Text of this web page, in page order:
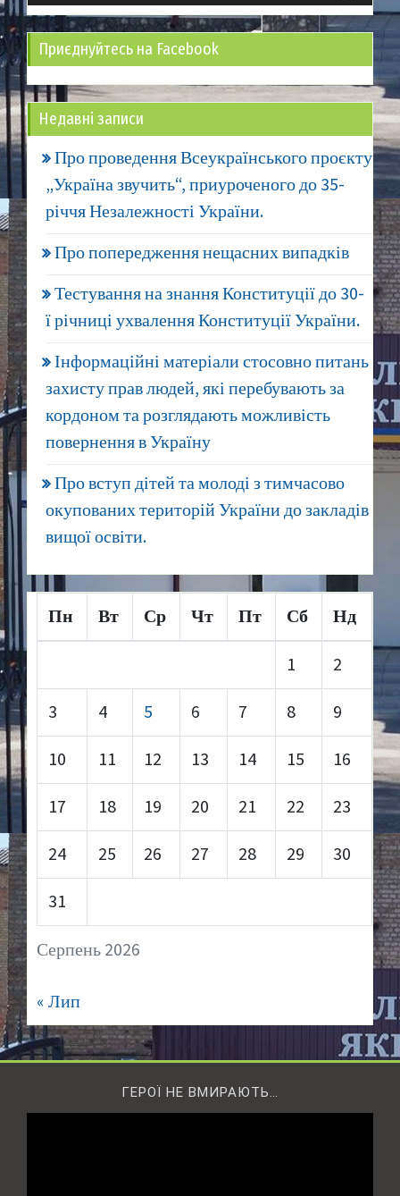
Приєднуйтесь на Facebook
Недавні записи
Про проведення Всеукраїнського проєкту
„Україна звучить“, приуроченого до 35-
річчя Незалежності України.
Про попередження нещасних випадків
Тестування на знання Конституції до 30-
ї річниці ухвалення Конституції України.
Інформаційні матеріали стосовно питань
захисту прав людей, які перебувають за
кордоном та розглядають можливість
повернення в Україну
Про вступ дітей та молоді з тимчасово
окупованих територій України до закладів
вищої освіти.
Серпень 2026
Пн Вт Ср Чт Пт Сб Нд
1 2
3 4 5 6 7 8 9
10 11 12 13 14 15 16
17 18 19 20 21 22 23
24 25 26 27 28 29 30
31
« Лип
ГЕРОЇ НЕ ВМИРАЮТЬ…